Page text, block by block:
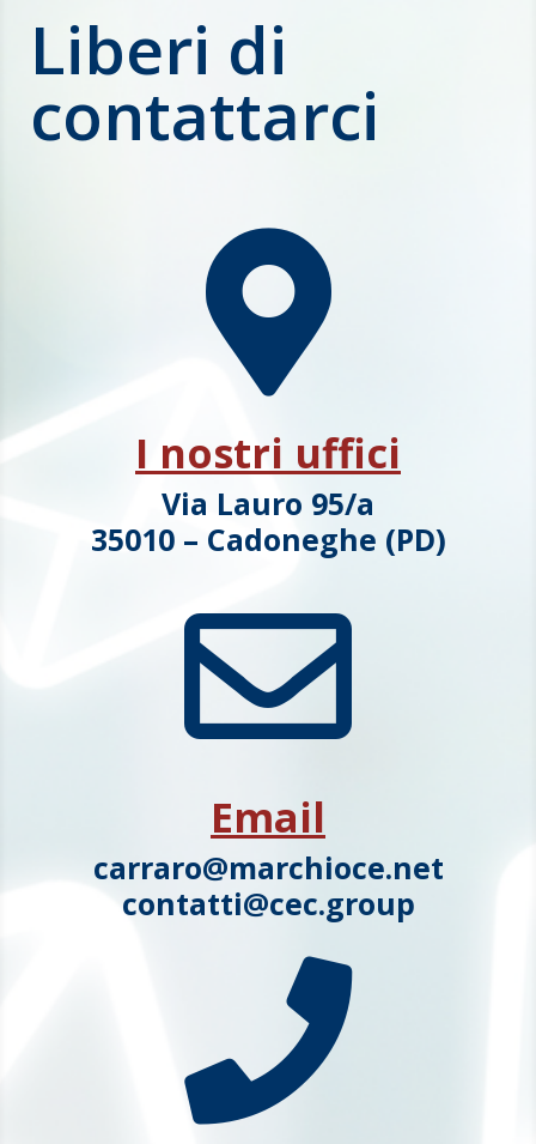
Liberi di
contattarci

I nostri uffici
Via Lauro 95/a
35010 – Cadoneghe (PD)

Email
carraro@marchioce.net
contatti@cec.group
